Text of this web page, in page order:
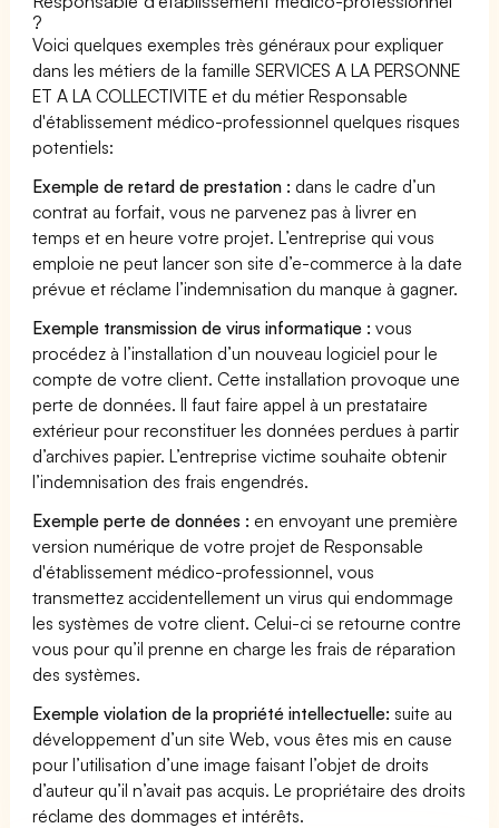
?
Voici quelques exemples très généraux pour expliquer
dans les métiers de la famille SERVICES A LA PERSONNE
ET A LA COLLECTIVITE et du métier Responsable
d'établissement médico-professionnel quelques risques
potentiels:
Exemple de retard de prestation : dans le cadre d’un
contrat au forfait, vous ne parvenez pas à livrer en
temps et en heure votre projet. L’entreprise qui vous
emploie ne peut lancer son site d’e-commerce à la date
prévue et réclame l’indemnisation du manque à gagner.
Exemple transmission de virus informatique : vous
procédez à l’installation d’un nouveau logiciel pour le
compte de votre client. Cette installation provoque une
perte de données. Il faut faire appel à un prestataire
extérieur pour reconstituer les données perdues à partir
d’archives papier. L’entreprise victime souhaite obtenir
l’indemnisation des frais engendrés.
Exemple perte de données : en envoyant une première
version numérique de votre projet de Responsable
d'établissement médico-professionnel, vous
transmettez accidentellement un virus qui endommage
les systèmes de votre client. Celui-ci se retourne contre
vous pour qu’il prenne en charge les frais de réparation
des systèmes.
Exemple violation de la propriété intellectuelle: suite au
développement d’un site Web, vous êtes mis en cause
pour l’utilisation d’une image faisant l’objet de droits
d’auteur qu’il n’avait pas acquis. Le propriétaire des droits
réclame des dommages et intérêts.